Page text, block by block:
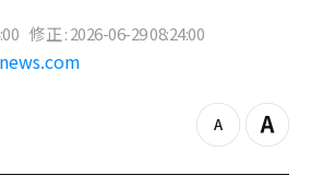
修正 : 2026-06-29 08:24:00
z
o
Z
o